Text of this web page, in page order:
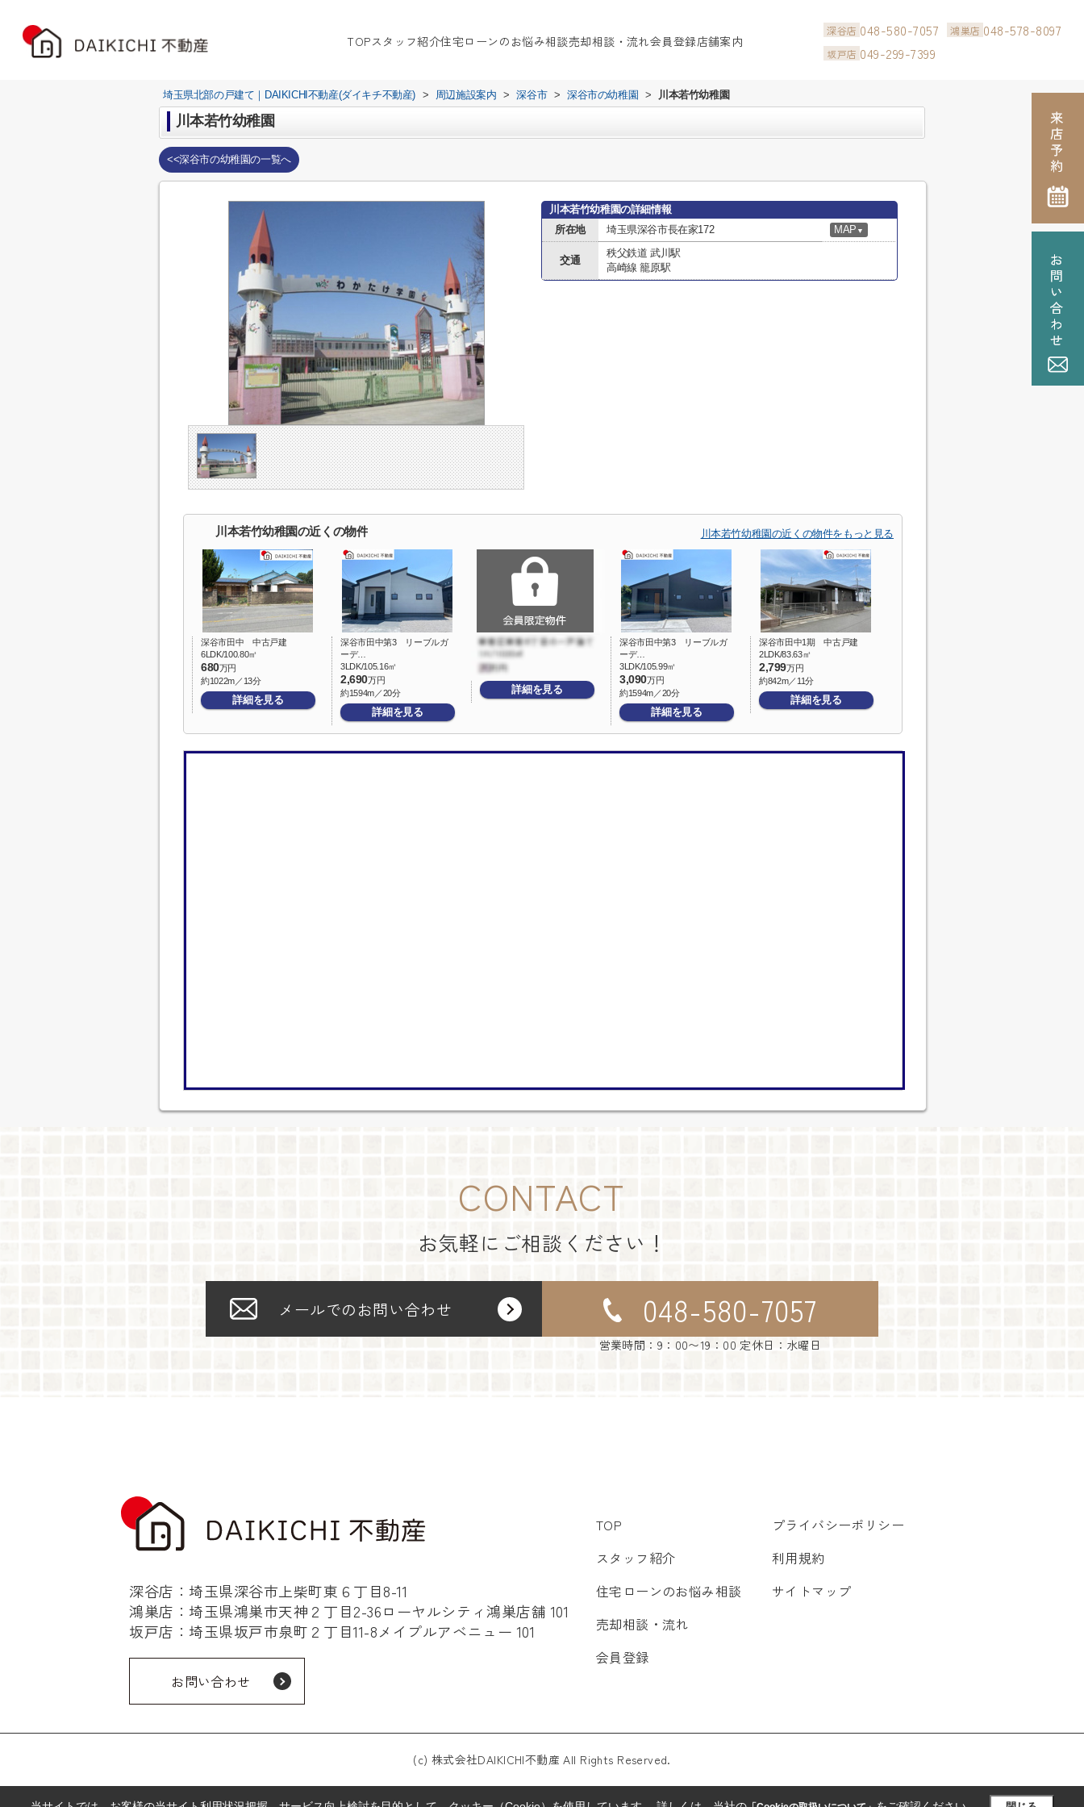
TOPスタッフ紹介住宅ローンのお悩み相談売却相談・流れ会員登録店舗案内
深谷店 048-580-7057 鴻巣店 048-578-8097
坂戸店 049-299-7399
埼玉県北部の戸建て｜DAIKICHI不動産(ダイキチ不動産) > 周辺施設案内 > 深谷市 > 深谷市の幼稚園 > 川本若竹幼稚園
川本若竹幼稚園
<<深谷市の幼稚園の一覧へ
川本若竹幼稚園の詳細情報
所在地
埼玉県深谷市長在家172 MAP ▼
交通
秩父鉄道 武川駅
高崎線 籠原駅
川本若竹幼稚園の近くの物件 川本若竹幼稚園の近くの物件をもっと見る
深谷市田中 中古戸建
6LDK/100.80㎡
680万円
約1022m／13分
詳細を見る
深谷市田中第3 リーブルガ
ーデ…
3LDK/105.16㎡
2,690万円
約1594m／20分
詳細を見る
詳細を見る
深谷市田中第3 リーブルガ
ーデ…
3LDK/105.99㎡
3,090万円
約1594m／20分
詳細を見る
深谷市田中1期 中古戸建
2LDK/83.63㎡
2,799万円
約842m／11分
詳細を見る
CONTACT
お気軽にご相談ください！
メールでのお問い合わせ 048-580-7057
営業時間：9：00〜19：00 定休日：水曜日
深谷店：埼玉県深谷市上柴町東６丁目8-11
鴻巣店：埼玉県鴻巣市天神２丁目2-36ローヤルシティ鴻巣店舗 101
坂戸店：埼玉県坂戸市泉町２丁目11-8メイプルアベニュー 101
お問い合わせ
TOP
スタッフ紹介
住宅ローンのお悩み相談
売却相談・流れ
会員登録
プライバシーポリシー
利用規約
サイトマップ
(c) 株式会社DAIKICHI不動産 All Rights Reserved.